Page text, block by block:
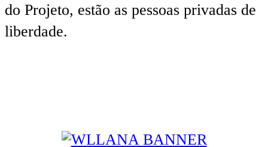
do Projeto, estão as pessoas privadas de
liberdade.